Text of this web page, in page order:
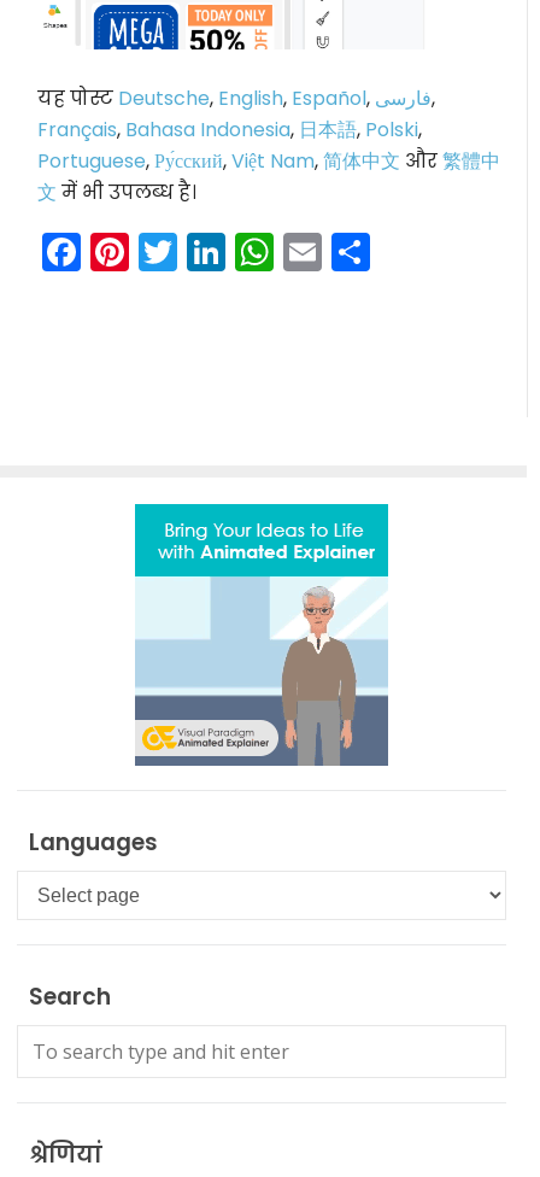
यह पोस्ट Deutsche, English, Español, فارسی,
Français, Bahasa Indonesia, 日本語, Polski,
Portuguese,Ру́сский,Việt Nam,简体中文 और繁體中
文 में भी उपलब्ध है।
Facebook
Pinterest
Twitter
LinkedIn
WhatsApp
Email
Languages
Languages
Search
श्रेणियां